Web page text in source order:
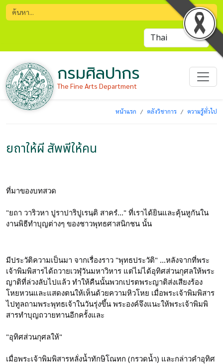
กรมศิลปากร
The Fine Arts Department
หน้าแรก คลังวิชาการ ความรู้ทั่วไป
ยถาให้ผี สัพพีให้คน
ที่มาของบทสวด
"ยถา วาริวหา ปูราปาริปูเรนฺติ สาครํ..." ที่เราได้ยินและคุ้นหูกันใน
งานพิธีทำบุญต่างๆ ของชาวพุทธศาสนิกชน นั้น
มี​ประวัติความเป็นมา จากเรื่องราว "พุทธประวัติ" ...หลังจากที่พระ
เจ้าพิมพิสารได้ถวายเวฬุวันมหาวิหาร แต่ไม่ได้อุทิศส่วนกุศลให้พระ
ญาติที่ล่วงลับไปแล้ว ทำให้คืนนั้นพวกเปรตพระญาติส่งเสียงร้อง
โหยหวนและแสดงตนให้เห็นด้วยความหิวโหย เมื่อพระเจ้าพิมพิสาร
ไปทูลถามพระพุทธเจ้าในวันรุ่งขึ้น พระองค์จึงแนะให้พระเจ้าพิมพิ
สารทำบุญถวายทานอีกครั้งและ
"อุทิศส่วนกุศลให้"
เมื่อพระเจ้าพิมพิสารหลั่งน้ำทักษิโณทก (กรวดน้ำ) และกล่าวคำอุทิศ